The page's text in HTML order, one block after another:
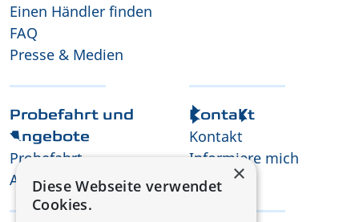
Einen Händler finden
FAQ
Presse & Medien
Probefahrt und
Angebote
Probefahrt
Angebot anfordern
Kontakt
Kontakt
Informiere mich
Karriere
×
Diese Webseite verwendet
Cookies.